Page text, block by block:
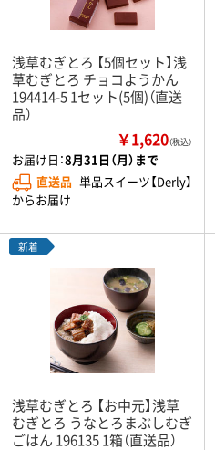
浅草むぎとろ 【5個セット】浅
草むぎとろ チョコようかん
194414-5 1セット(5個)（直送
品）
￥1,620（税込）
お届け日：8月31日（月）まで
直送品 単品スイーツ【Derly】
からお届け
新着
浅草むぎとろ 【お中元】浅草
むぎとろ うなとろまぶしむぎ
ごはん 196135 1箱（直送品）